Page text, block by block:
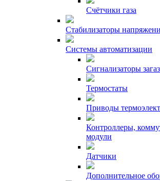
Счётчики газа
Стабилизаторы
Системы автоматизации
Сигнализаторы
Термостаты
Приводы
Контроллеры,
модули
Датчики
Дополнительное